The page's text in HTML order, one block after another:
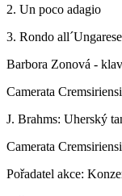
2. Un poco adagio
3. Rondo
Barbora Zonová -
Camerata
J. Brahms: Uherský
Camerata
Pořadatel akce: